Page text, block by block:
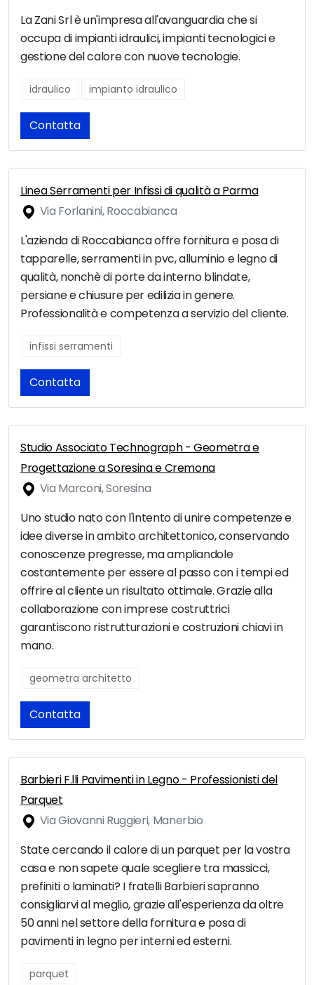
La Zani Srl è un'impresa all'avanguardia che si
occupa di impianti idraulici, impianti tecnologici e
gestione del calore con nuove tecnologie.
idraulico impianto idraulico
Contatta
Linea Serramenti per Infissi di qualità a Parma
Via Forlanini, Roccabianca
L'azienda di Roccabianca offre fornitura e posa di
tapparelle, serramenti in pvc, alluminio e legno di
qualità, nonchè di porte da interno blindate,
persiane e chiusure per edilizia in genere.
Professionalità e competenza a servizio del cliente.
infissi serramenti
Contatta
Studio Associato Technograph - Geometra e
Progettazione a Soresina e Cremona
Via Marconi, Soresina
Uno studio nato con l'intento di unire competenze e
idee diverse in ambito architettonico, conservando
conoscenze pregresse, ma ampliandole
costantemente per essere al passo con i tempi ed
offrire al cliente un risultato ottimale. Grazie alla
collaborazione con imprese costruttrici
garantiscono ristrutturazioni e costruzioni chiavi in
mano.
geometra architetto
Contatta
Barbieri F.lli Pavimenti in Legno - Professionisti del
Parquet
Via Giovanni Ruggieri, Manerbio
State cercando il calore di un parquet per la vostra
casa e non sapete quale scegliere tra massicci,
prefiniti o laminati? I fratelli Barbieri sapranno
consigliarvi al meglio, grazie all'esperienza da oltre
50 anni nel settore della fornitura e posa di
pavimenti in legno per interni ed esterni.
parquet